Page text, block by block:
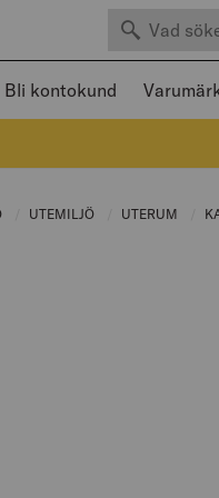
Sök efter
piltangenter och
Bli kontokund
CURRENT PAGE:
UTEMILJÖ CURRENT PAGE:
UTERUM